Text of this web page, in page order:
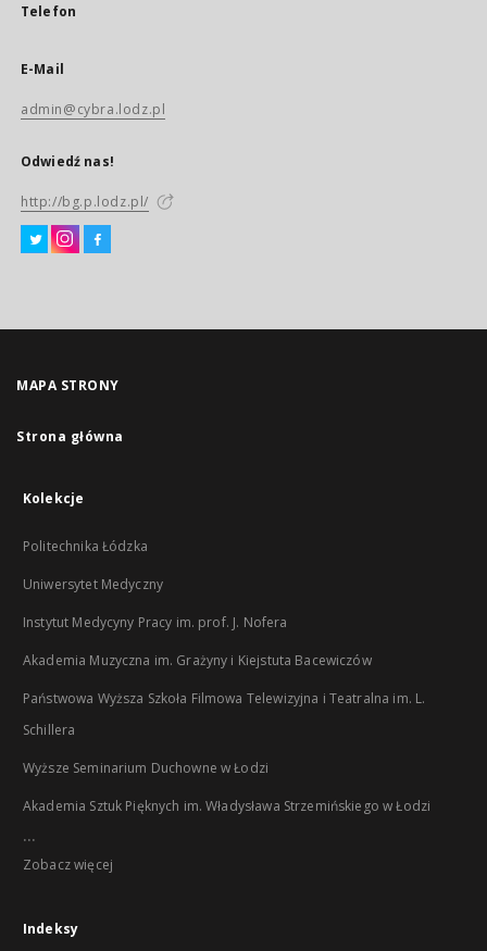
Telefon
E-Mail
admin@cybra.lodz.pl
Odwiedź nas!
http://bg.p.lodz.pl/
MAPA STRONY
Strona główna
Kolekcje
Politechnika Łódzka
Uniwersytet Medyczny
Instytut Medycyny Pracy im. prof. J. Nofera
Akademia Muzyczna im. Grażyny i Kiejstuta Bacewiczów
Państwowa Wyższa Szkoła Filmowa Telewizyjna i Teatralna im. L.
Schillera
Wyższe Seminarium Duchowne w Łodzi
Akademia Sztuk Pięknych im. Władysława Strzemińskiego w Łodzi
...
Zobacz więcej
Indeksy